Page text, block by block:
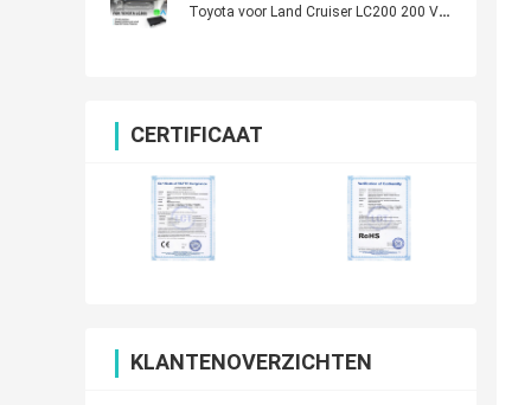
Toyota voor Land Cruiser LC200 200 V8
CERTIFICAAT
KLANTENOVERZICHTEN